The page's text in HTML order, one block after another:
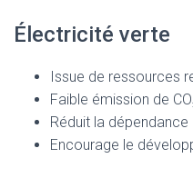
Électricité verte
Issue de ressources
Faible émission de
Réduit la
Encourage le